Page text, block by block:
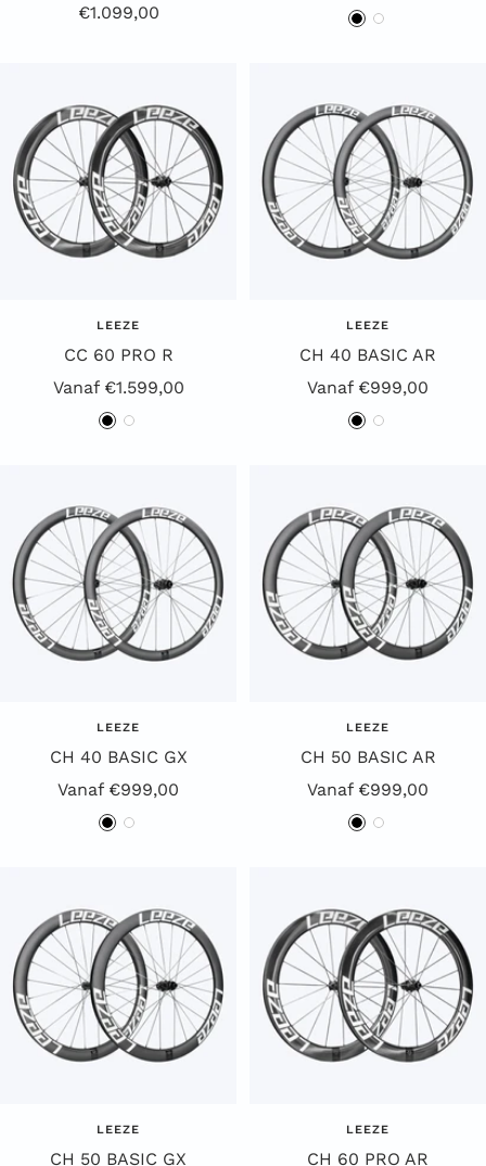
Aanbiedingsprijs
€1.099,00
Z
r
t
W
LEEZE
CC 60 PRO R
Aanbiedingsprijs
Vanaf €1.599,00
Z
r
t
W
LEEZE
CH 40 BASIC AR
Aanbiedingsprijs
Vanaf €999,00
Z
r
t
W
LEEZE
CH 40 BASIC GX
Aanbiedingsprijs
Vanaf €999,00
Z
r
t
W
LEEZE
CH 50 BASIC AR
Aanbiedingsprijs
Vanaf €999,00
Z
r
t
W
LEEZE
CH 50 BASIC GX
LEEZE
CH 60 PRO AR